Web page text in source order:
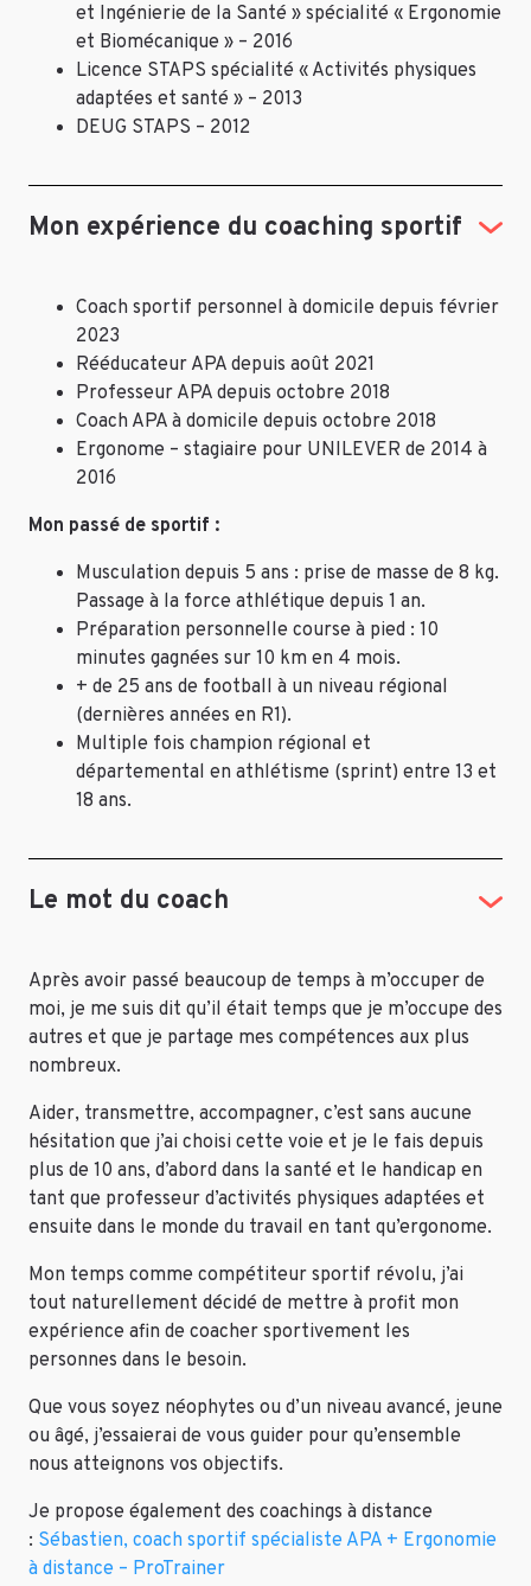
et Ingénierie de la Santé » spécialité « Ergonomie
et Biomécanique » – 2016
Licence STAPS spécialité « Activités physiques
adaptées et santé » – 2013
DEUG STAPS – 2012
Mon expérience du coaching sportif
Coach sportif personnel à domicile depuis février
2023
Rééducateur APA depuis août 2021
Professeur APA depuis octobre 2018
Coach APA à domicile depuis octobre 2018
Ergonome – stagiaire pour UNILEVER de 2014 à
2016
Mon passé de sportif :
Musculation depuis 5 ans : prise de masse de 8 kg.
Passage à la force athlétique depuis 1 an.
Préparation personnelle course à pied : 10
minutes gagnées sur 10 km en 4 mois.
+ de 25 ans de football à un niveau régional
(dernières années en R1).
Multiple fois champion régional et
départemental en athlétisme (sprint) entre 13 et
18 ans.
Le mot du coach
Après avoir passé beaucoup de temps à m’occuper de
moi, je me suis dit qu’il était temps que je m’occupe des
autres et que je partage mes compétences aux plus
nombreux.
Aider, transmettre, accompagner, c’est sans aucune
hésitation que j’ai choisi cette voie et je le fais depuis
plus de 10 ans, d’abord dans la santé et le handicap en
tant que professeur d’activités physiques adaptées et
ensuite dans le monde du travail en tant qu’ergonome.
Mon temps comme compétiteur sportif révolu, j’ai
tout naturellement décidé de mettre à profit mon
expérience afin de coacher sportivement les
personnes dans le besoin.
Que vous soyez néophytes ou d’un niveau avancé, jeune
ou âgé, j’essaierai de vous guider pour qu’ensemble
nous atteignons vos objectifs.
Je propose également des coachings à distance
: Sébastien, coach sportif spécialiste APA + Ergonomie
à distance – ProTrainer